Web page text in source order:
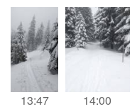
13:47 14:00